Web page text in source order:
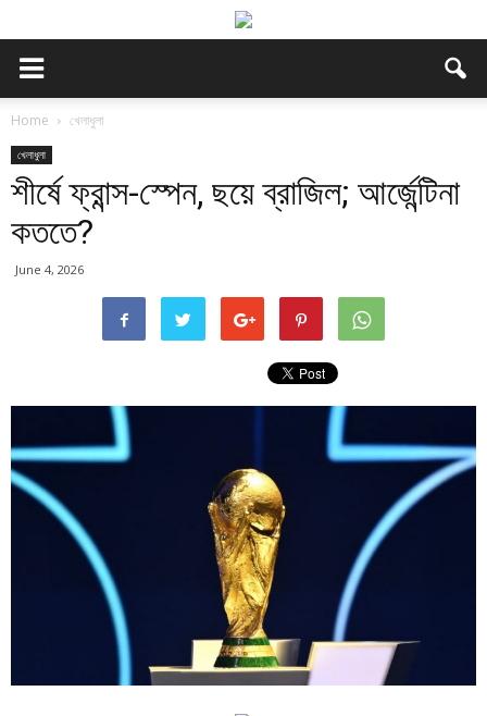
Home খেলাধুলা
খেলাধুলা
শীর্ষে ফ্রান্স-স্পেন, ছয়ে ব্রাজিল; আর্জেন্টিনা
কততে?
June 4, 2026